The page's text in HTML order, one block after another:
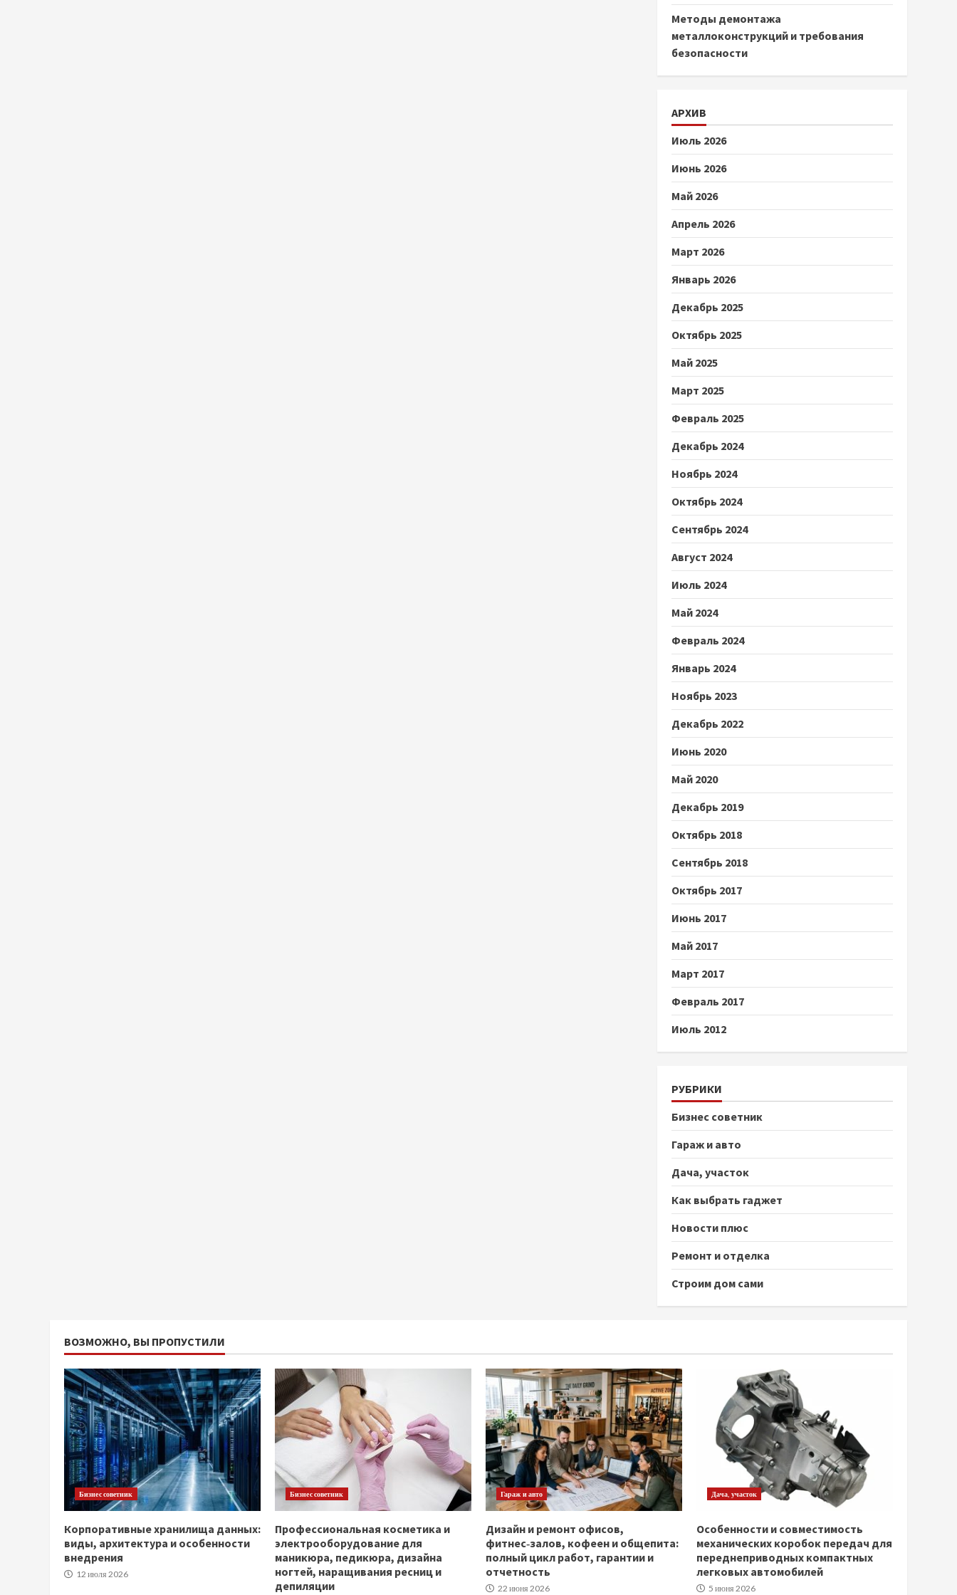
Методы демонтажа
металлоконструкций и требования
безопасности
АРХИВ
Июль 2026
Июнь 2026
Май 2026
Апрель 2026
Март 2026
Январь 2026
Декабрь 2025
Октябрь 2025
Май 2025
Март 2025
Февраль 2025
Декабрь 2024
Ноябрь 2024
Октябрь 2024
Сентябрь 2024
Август 2024
Июль 2024
Май 2024
Февраль 2024
Январь 2024
Ноябрь 2023
Декабрь 2022
Июнь 2020
Май 2020
Декабрь 2019
Октябрь 2018
Сентябрь 2018
Октябрь 2017
Июнь 2017
Май 2017
Март 2017
Февраль 2017
Июль 2012
РУБРИКИ
Бизнес советник
Гараж и авто
Дача, участок
Как выбрать гаджет
Новости плюс
Ремонт и отделка
Строим дом сами
ВОЗМОЖНО, ВЫ ПРОПУСТИЛИ
Бизнес советник
Корпоративные хранилища данных:
виды, архитектура и особенности
внедрения
12 июля 2026
Бизнес советник
Профессиональная косметика и
электрооборудование для
маникюра, педикюра, дизайна
ногтей, наращивания ресниц и
депиляции
Гараж и авто
Дизайн и ремонт офисов,
фитнес‑залов, кофеен и общепита:
полный цикл работ, гарантии и
отчетность
22 июня 2026
Дача, участок
Особенности и совместимость
механических коробок передач для
переднеприводных компактных
легковых автомобилей
5 июня 2026